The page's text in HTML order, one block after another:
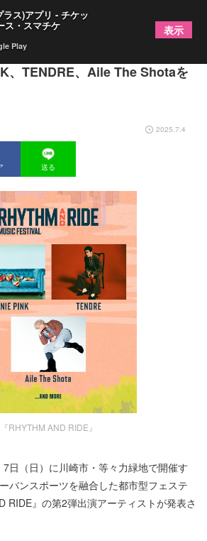
』第2弾出演アーティストと
、TENDRE、Aile The Shotaを
2025.7.4
送る
『RHYTHM AND RIDE』
日（日）に川崎市・等々力緑地で開催す
バンスポーツを融合した都市型フェステ
RIDE』の第2弾出演アーティストが発表さ
ラス)アプリ - チケッ
ス・スマチケ
Play
表示